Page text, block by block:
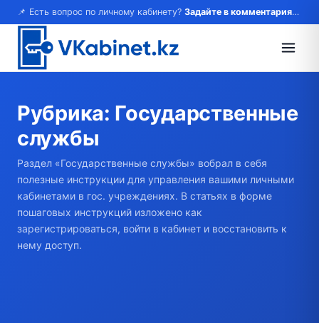
📌 Есть вопрос по личному кабинету? Задайте в комментариях — ответим!
Рубрика: Государственные
службы
Раздел «Государственные службы» вобрал в себя
полезные инструкции для управления вашими личными
кабинетами в гос. учреждениях. В статьях в форме
пошаговых инструкций изложено как
зарегистрироваться, войти в кабинет и восстановить к
нему доступ.